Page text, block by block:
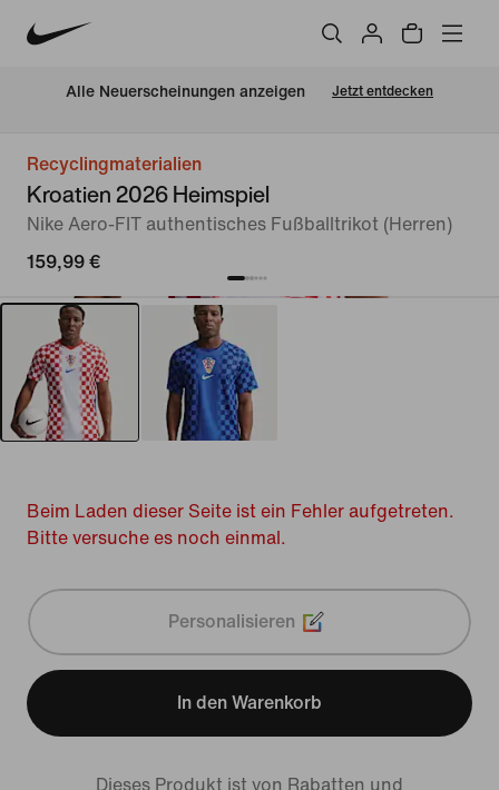
Alle Neuerscheinungen anzeigen Jetzt entdecken
Recyclingmaterialien
Kroatien 2026 Heimspiel
Nike Aero-FIT authentisches Fußballtrikot (Herren)
159,99 €
Beim Laden dieser Seite ist ein Fehler aufgetreten.
Bitte versuche es noch einmal.
Personalisieren
In den Warenkorb
Dieses Produkt ist von Rabatten und